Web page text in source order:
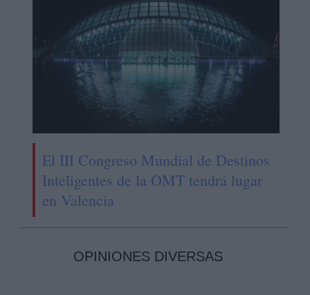
El III Congreso Mundial de Destinos
Inteligentes de la OMT tendrá lugar
en Valencia
OPINIONES DIVERSAS